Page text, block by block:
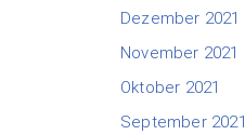
Dezember 2021
November 2021
Oktober 2021
September 2021